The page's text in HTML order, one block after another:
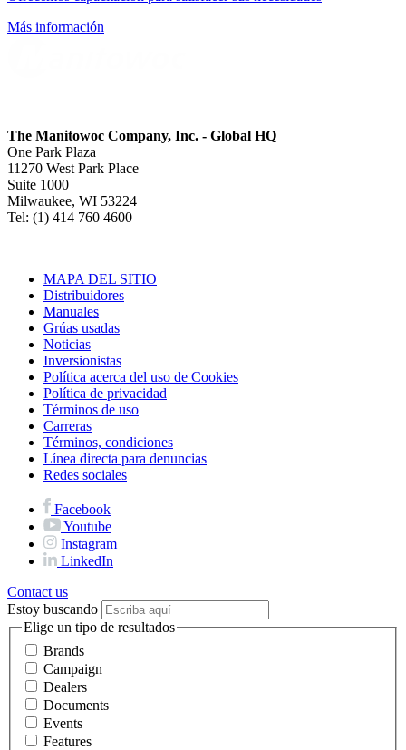
Más información
The Manitowoc Company, Inc. - Global HQ
One Park Plaza
11270 West Park Place
Suite 1000
Milwaukee, WI 53224
Tel: (1) 414 760 4600
MAPA DEL SITIO
Distribuidores
Manuales
Grúas usadas
Noticias
Inversionistas
Política acerca del uso de Cookies
Política de privacidad
Términos de uso
Carreras
Términos, condiciones
Línea directa para denuncias
Redes sociales
Facebook
Youtube
Instagram
LinkedIn
Contact us
Estoy buscando
Elige un tipo de resultados
Brands
Campaign
Dealers
Documents
Events
Features